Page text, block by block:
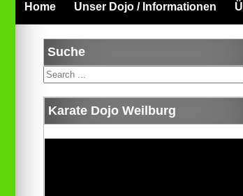
Home Unser Dojo / Informationen
Suche
Search
Karate Dojo Weilburg